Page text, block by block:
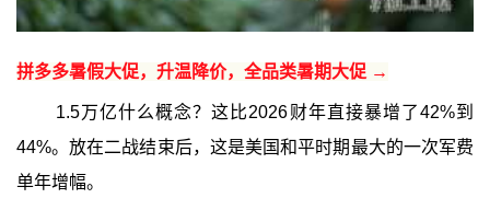
拼多多暑假大促，升温降价，全品类暑期大促 →
1.5万亿什么概念？这比2026财年直接暴增了42%到
44%。放在二战结束后，这是美国和平时期最大的一次军费
单年增幅。